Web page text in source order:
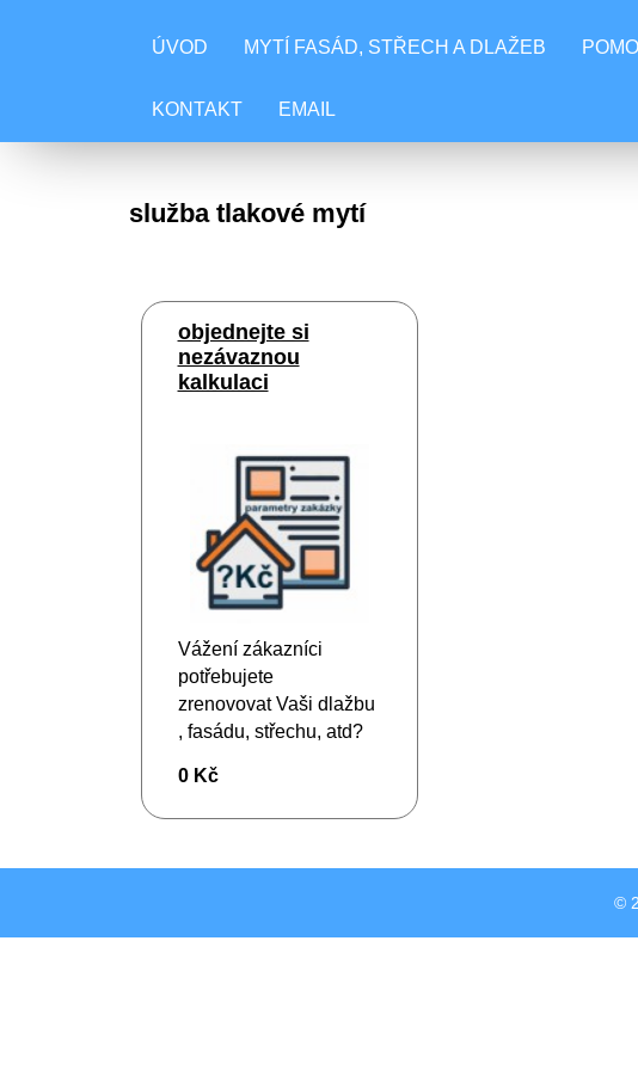
ÚVOD MYTÍ FASÁD, STŘECH A DLAŽEB
KONTAKT EMAIL
služba tlakové mytí
objednejte si
nezávaznou
kalkulaci
Vážení zákazníci
potřebujete
zrenovovat Vaši dlažbu
, fasádu, střechu, atd?
vykalkulovat
předběžnou orientační
0 Kč
©